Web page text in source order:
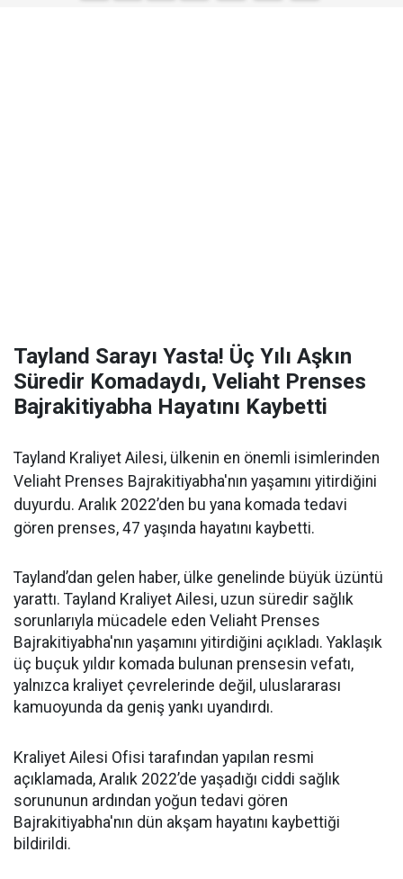
Tayland Sarayı Yasta! Üç Yılı Aşkın
Süredir Komadaydı, Veliaht Prenses
Bajrakitiyabha Hayatını Kaybetti
Tayland Kraliyet Ailesi, ülkenin en önemli isimlerinden
Veliaht Prenses Bajrakitiyabha'nın yaşamını yitirdiğini
duyurdu. Aralık 2022’den bu yana komada tedavi
gören prenses, 47 yaşında hayatını kaybetti.
Tayland’dan gelen haber, ülke genelinde büyük üzüntü
yarattı. Tayland Kraliyet Ailesi, uzun süredir sağlık
sorunlarıyla mücadele eden Veliaht Prenses
Bajrakitiyabha'nın yaşamını yitirdiğini açıkladı. Yaklaşık
üç buçuk yıldır komada bulunan prensesin vefatı,
yalnızca kraliyet çevrelerinde değil, uluslararası
kamuoyunda da geniş yankı uyandırdı.
Kraliyet Ailesi Ofisi tarafından yapılan resmi
açıklamada, Aralık 2022’de yaşadığı ciddi sağlık
sorununun ardından yoğun tedavi gören
Bajrakitiyabha'nın dün akşam hayatını kaybettiği
bildirildi.